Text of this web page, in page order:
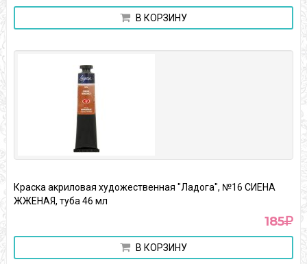
В КОРЗИНУ
Краска акриловая художественная "Ладога", №16 СИЕНА
ЖЖЕНАЯ, туба 46 мл
185
В КОРЗИНУ